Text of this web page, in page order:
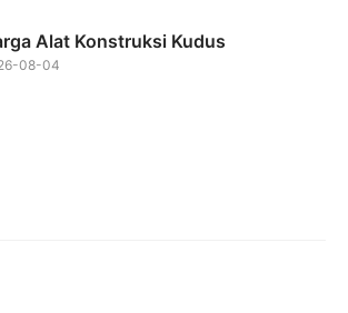
Alat Konstruksi Kudus
08-04